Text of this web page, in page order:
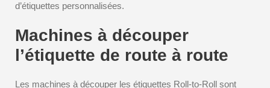
d’étiquettes personnalisées.
Machines à découper
l’étiquette de route à route
Les machines à découper les étiquettes Roll-to-Roll sont